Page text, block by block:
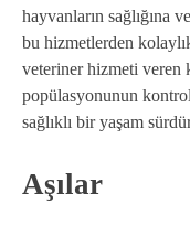
hayvanların sağlığına
bu hizmetlerden
veteriner hizmeti veren
popülasyonunun
sağlıklı bir yaşam
Aşılar